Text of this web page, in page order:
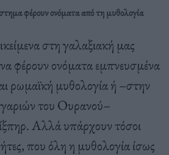
φέρουν ονόματα από τη μυθολογία
στη γαλαξιακή μας
να φέρουν ονόματα εμπνευσμένα
ρωμαϊκή μυθολογία ή –στην
του Ουρανού–
Αλλά υπάρχουν τόσοι
που όλη η μυθολογία ίσως